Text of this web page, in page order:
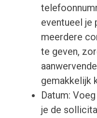
eventueel je
meerdere
te geven,
gemakkelijk
Datum:
je de